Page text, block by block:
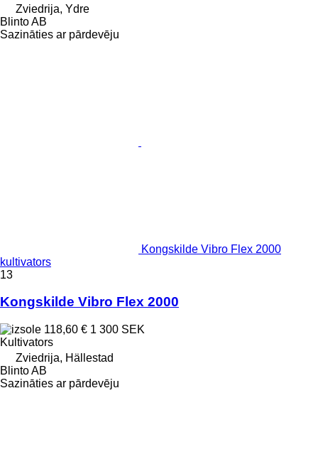
Zviedrija, Ydre
Blinto AB
Sazināties ar pārdevēju
Kongskilde Vibro Flex 2000
kultivators
13
Kongskilde Vibro Flex 2000
118,60 € 1 300 SEK
Kultivators
Zviedrija, Hällestad
Blinto AB
Sazināties ar pārdevēju